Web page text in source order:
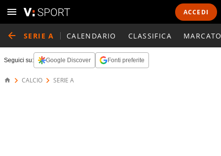
ACCEDI
SERIE A CALENDARIO CLASSIFICA
Seguici su: Google Discover Fonti preferite
CALCIO SERIE A